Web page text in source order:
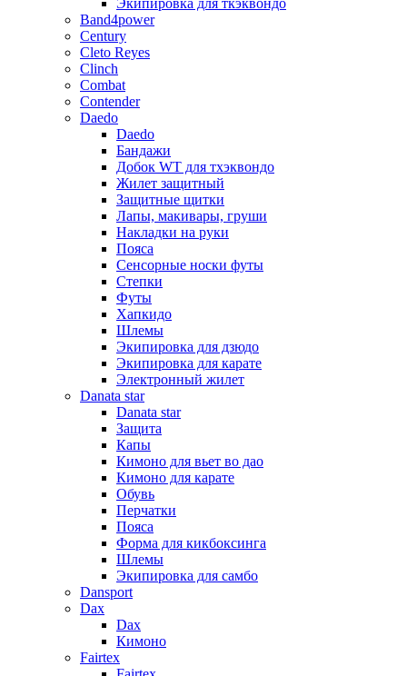
Экипировка для ткэквондо
Band4power
Century
Cleto Reyes
Clinch
Combat
Contender
Daedo
Daedo
Бандажи
Добок WT для тхэквондо
Жилет защитный
Защитные щитки
Лапы, макивары, груши
Накладки на руки
Пояса
Сенсорные носки футы
Степки
Футы
Хапкидо
Шлемы
Экипировка для дзюдо
Экипировка для карате
Электронный жилет
Danata star
Danata star
Защита
Капы
Кимоно для вьет во дао
Кимоно для карате
Обувь
Перчатки
Пояса
Форма для кикбоксинга
Шлемы
Экипировка для самбо
Dansport
Dax
Dax
Кимоно
Fairtex